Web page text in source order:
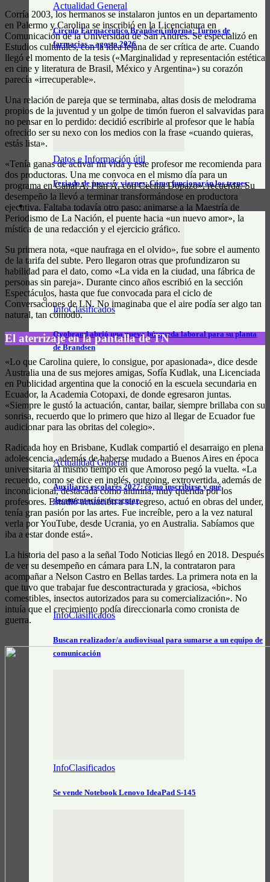
Actualidad General
Círculo Farmacéutico Brandsen informa: Turnos de
farmacias – agosto 2026
Datos e Información útil
Feriado de jueves y viernes: Cómo funcionarán los trenes
CLASIFICADOS
InfoClasificados
Ovobrand abrió una nueva búsqueda laboral para su planta
de Brandsen
Actualidad General
Auxiliares escolares 2027: cómo inscribirse y qué
documentación presentar
InfoClasificados
Buscan realizador/a audiovisual para sumarse a un equipo de
comunicación
InfoClasificados
Se vende Notebook Lenovo IdeaPad S-145
Corría 2003, los hermanos se instalaron juntos en un departamento
en Palermo y Carolina se inscribió en la Licenciatura en
Comunicación de la Universidad de San Andrés. Se especializó en
Estudios culturales, con la idea lejana de ser crítica de arte. Cuando
llegó el momento de la tesis («Marginalidad y representación estética
en cine y literatura de Brasil, México y Argentina») su corazón
parecía «irrecuperable».
Una relación de pareja que se terminaba, altas dosis de melodrama
propios de la juventud y un golpe de timón fueron el salvavidas para
no pensar en lo perdido: decidió escribirle al profesor que le había
ofrecido ser su nexo con los medios con la frase «cuando quieras,
estás lista».
«Tenía ganas de activar mi vida y este profesor me recomienda para
dos productoras. Una me convoca en el mismo día para un
programa en Canal A, Plan Á, con Cecilia Dopazo», recuerda. Su
desempeño la llevó a terminar transformándose en productora
ejecutiva. Faltaba todavía otro paso: animarse a la Maestría de
Periodismo de La Nación, el puente hacia «un nuevo amor», la
mística de una redacción y el ejercicio gráfico.
Su primera nota, «que naufraga en el olvido», fue sobre el aumento
de la tarifa del subte. Pero llegaron otras que profundizaron su
habilidad para el dato, como «La vida en la ciudad, una fábrica de
personas sin pareja». Durante cinco años escribió en la sección
Espectáculos, hasta que fue convocada para el ciclo de
Conversaciones de LN. No imaginaba que el aire podía ser algo tan
natural, tan cómodo.
El aterrizaje en la pantalla de TN
«​Lo que Carolina quiere, lo consigue, por apasionada», dice desde
Australia una de sus mejores amigas, Sofía Kudlak, una Licenciada
en Publicidad argentina que la conoció en la escuela secundaria en
Ecuador, la Academia Cotopaxi, de donde egresaron juntas.
«Siempre le gustó la actuación, cantar, bailar, siempre brillaba con su
sonrisa, recuerdo que lo primero que hizo al llegar de Ecuador fue
audicionar para las obritas del colegio».
Radicada hoy en Brisbane, Kudlak compartió el desarraigo en plena
adolescencia, además de haberse mudado a Buenos Aires en época
universitaria al mismo tiempo en que Amoroso pegó la vuelta. «La
recuerdo, como se dice en inglés, outgoing, extrovertida, además de
incondicional, destacada como alumna, muy querida por los
profesores. Estudió actuación a su regreso, actuó en obras del under,
tenía gran pasión por las artes. Fue increíble, pero a la vez natural
verla por YouTube, desde Ucrania, yo en Australia. Sabíamos que
iba a estar donde está».
La historia del paso a la señal Todo Noticias llegó en 2018. Después
de ver su desempeño en cámara para LN, la contrataron para
acompañar a Nelson Castro en Bellas tardes. La primera nota en la
que tuvo que trabajar fue descontracturada y graciosa, «bichos
comestibles, insectos autorizados para su comercialización». No
intuía que el crecimiento podía direccionarla como cronista de
guerra.